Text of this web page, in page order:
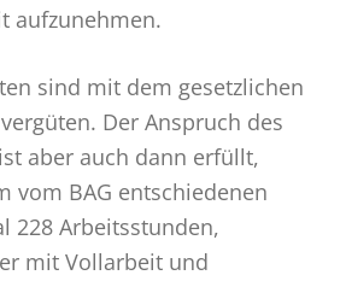
aufzunehmen.
sind mit dem gesetzlichen
Der Anspruch des
aber auch dann erfüllt,
vom BAG entschiedenen
228 Arbeitsstunden,
mit Vollarbeit und